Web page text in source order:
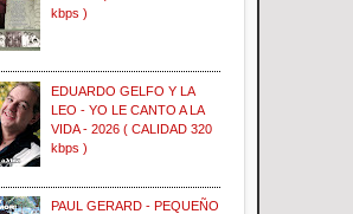
kbps )
EDUARDO GELFO Y LA
LEO - YO LE CANTO A LA
VIDA - 2026 ( CALIDAD 320
kbps )
PAUL GERARD - PEQUEÑO